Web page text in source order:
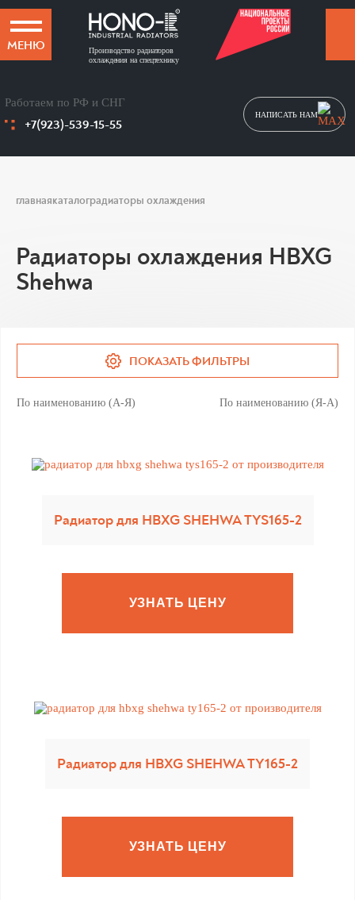
МЕНЮ
Производство радиаторов
охлаждения на спецтехнику
НАПИСАТЬ НАМ
Работаем по РФ и СНГ
+7(923)-539-15-55
главнаякаталоградиаторы охлаждения
Радиаторы охлаждения HBXG
Shehwa
ПОКАЗАТЬ ФИЛЬТРЫ
По наименованию (А-Я) По наименованию (Я-А)
Радиатор для HBXG SHEHWA TYS165-2
УЗНАТЬ ЦЕНУ
Радиатор для HBXG SHEHWA TY165-2
УЗНАТЬ ЦЕНУ